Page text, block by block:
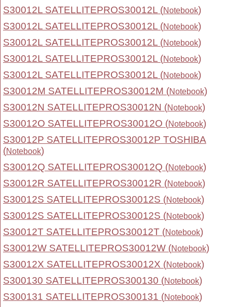
S30012L SATELLITEPROS30012L (Notebook)
S30012L SATELLITEPROS30012L (Notebook)
S30012L SATELLITEPROS30012L (Notebook)
S30012L SATELLITEPROS30012L (Notebook)
S30012L SATELLITEPROS30012L (Notebook)
S30012M SATELLITEPROS30012M (Notebook)
S30012N SATELLITEPROS30012N (Notebook)
S30012O SATELLITEPROS30012O (Notebook)
S30012P SATELLITEPROS30012P TOSHIBA
(Notebook)
S30012Q SATELLITEPROS30012Q (Notebook)
S30012R SATELLITEPROS30012R (Notebook)
S30012S SATELLITEPROS30012S (Notebook)
S30012S SATELLITEPROS30012S (Notebook)
S30012T SATELLITEPROS30012T (Notebook)
S30012W SATELLITEPROS30012W (Notebook)
S30012X SATELLITEPROS30012X (Notebook)
S300130 SATELLITEPROS300130 (Notebook)
S300131 SATELLITEPROS300131 (Notebook)